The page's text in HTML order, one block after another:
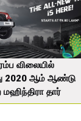
விலையில்
2020 ஆம் ஆண்டு
தார்